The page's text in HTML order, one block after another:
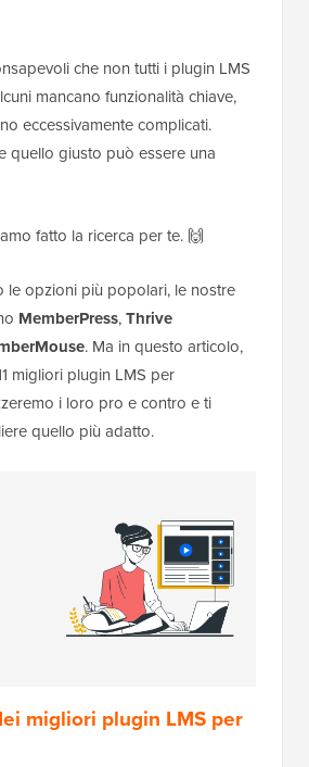
che non tutti i plugin LMS
mancano funzionalità chiave,
eccessivamente complicati.
quello giusto può essere una
fatto la ricerca per te. 🙌
le opzioni più popolari, le nostre
MemberPress,Thrive
. Ma in questo articolo,
migliori plugin LMS per
i loro pro e contro e ti
quello più adatto.
migliori plugin LMS per